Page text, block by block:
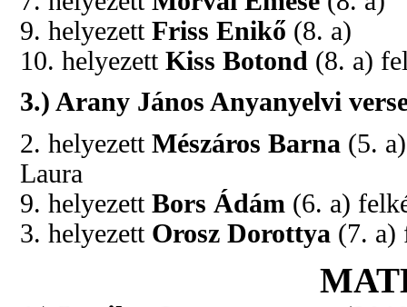
9. helyezettFriss Enikő (8. a)
10. helyezettKiss Botond (8. a)
3.) Arany János Anyanyelvi
2. helyezettMészáros Barna (5.
Laura
9. helyezettBors Ádám (6. a)
3. helyezett Orosz Dorottya (7. a)